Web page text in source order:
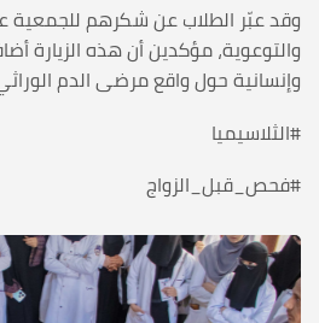
وقد عبّر الطلاب عن شكرهم للجمعية
والتوعوية، مؤكدين أن هذه الزيارة
وإنسانية حول واقع مرضى الدم
#الثلاسيميا
#فحص_قبل_الزواج